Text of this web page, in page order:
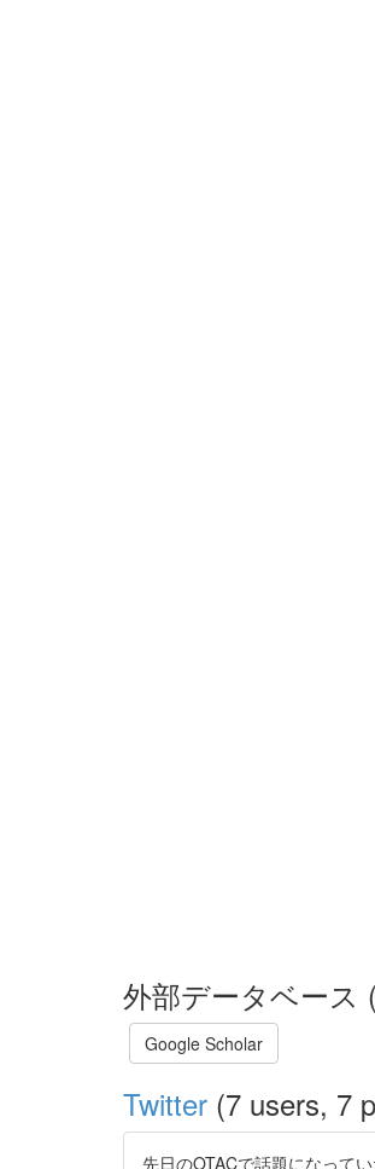
外部データベース
Google Scholar
Twitter (7 users, 7
先日のOTACで話題になって